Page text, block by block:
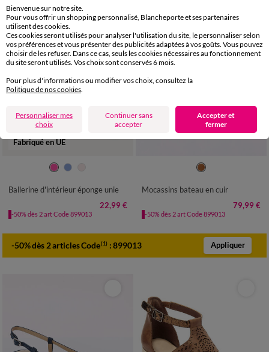
Fabriqué en UE
37 38 39
Ballerine d'intérieur éponge unie
22,99 €
-50% dès 2 art Code 899013
38 39
Mocassins bateau en cuir
79,99 €
-50% dès 2 art Code 899013
-50% dès 2 articles Code(1) :899013 Appliquer
Bienvenue sur notre site.
Pour vous offrir un shopping personnalisé, Blancheporte et ses partenaires
utilisent des cookies.
Ces cookies seront utilisés pour analyser l'utilisation du site, le personnaliser selon
vos préférences et vous présenter des publicités adaptées à vos goûts. Vous pouvez
choisir de les refuser. Dans ce cas, seuls les cookies nécessaires au fonctionnement
du site seront utilisés. Vos choix sont conservés 6 mois.
Pour plus d'informations ou modifier vos choix, consultez la
Politique de nos cookies.
Personnaliser mes
choix
Continuer sans
accepter
Accepter et
fermer